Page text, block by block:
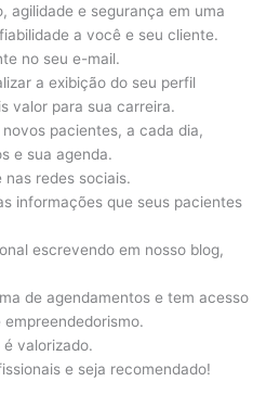
agilidade e segurança em uma
a você e seu cliente.
no seu e-mail.
a exibição do seu perfil
valor para sua carreira.
pacientes, a cada dia,
e sua agenda.
nas redes sociais.
informações que seus pacientes
escrevendo em nosso blog,
de agendamentos e tem acesso
valorizado.
e seja recomendado!